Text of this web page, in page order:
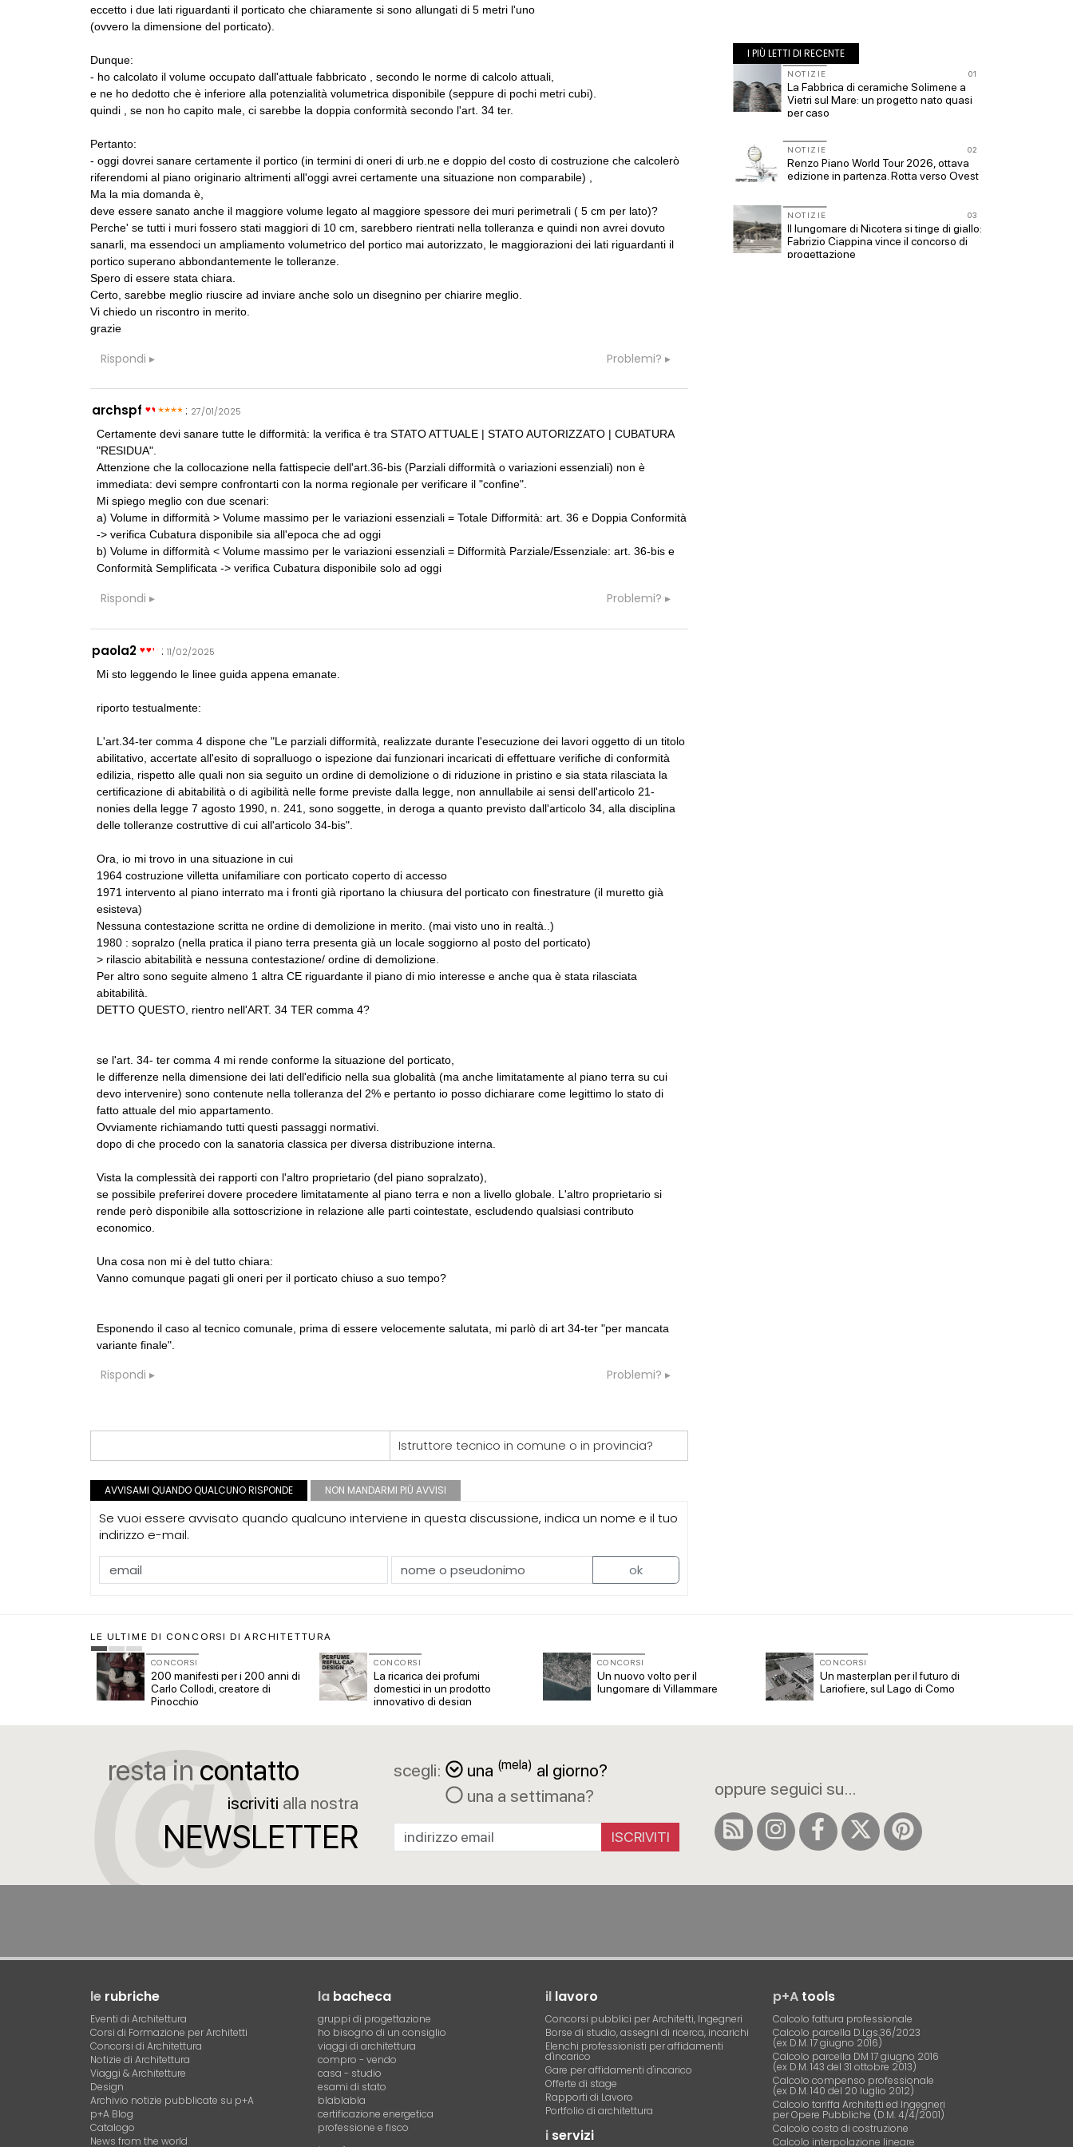
eccetto i due lati riguardanti il porticato che chiaramente si sono allungati di 5 metri l'uno
(ovvero la dimensione del porticato).
Dunque:
- ho calcolato il volume occupato dall'attuale fabbricato , secondo le norme di calcolo attuali,
e ne ho dedotto che è inferiore alla potenzialità volumetrica disponibile (seppure di pochi metri cubi).
quindi , se non ho capito male, ci sarebbe la doppia conformità secondo l'art. 34 ter.
Pertanto:
- oggi dovrei sanare certamente il portico (in termini di oneri di urb.ne e doppio del costo di costruzione che calcolerò
riferendomi al piano originario altrimenti all'oggi avrei certamente una situazione non comparabile) ,
Ma la mia domanda è,
deve essere sanato anche il maggiore volume legato al maggiore spessore dei muri perimetrali ( 5 cm per lato)?
Perche' se tutti i muri fossero stati maggiori di 10 cm, sarebbero rientrati nella tolleranza e quindi non avrei dovuto
sanarli, ma essendoci un ampliamento volumetrico del portico mai autorizzato, le maggiorazioni dei lati riguardanti il
portico superano abbondantemente le tolleranze.
Spero di essere stata chiara.
Certo, sarebbe meglio riuscire ad inviare anche solo un disegnino per chiarire meglio.
Vi chiedo un riscontro in merito.
grazie
Rispondi Problemi?
archspf : 27/01/2025
Certamente devi sanare tutte le difformità: la verifica è tra STATO ATTUALE | STATO AUTORIZZATO | CUBATURA
"RESIDUA".
Attenzione che la collocazione nella fattispecie dell'art.36-bis (Parziali difformità o variazioni essenziali) non è
immediata: devi sempre confrontarti con la norma regionale per verificare il "confine".
Mi spiego meglio con due scenari:
a) Volume in difformità > Volume massimo per le variazioni essenziali = Totale Difformità: art. 36 e Doppia Conformità
-> verifica Cubatura disponibile sia all'epoca che ad oggi
b) Volume in difformità < Volume massimo per le variazioni essenziali = Difformità Parziale/Essenziale: art. 36-bis e
Conformità Semplificata -> verifica Cubatura disponibile solo ad oggi
Rispondi Problemi?
paola2 :11/02/2025
Mi sto leggendo le linee guida appena emanate.
riporto testualmente:
L'art.34-ter comma 4 dispone che "Le parziali difformità, realizzate durante l'esecuzione dei lavori oggetto di un titolo
abilitativo, accertate all'esito di sopralluogo o ispezione dai funzionari incaricati di effettuare verifiche di conformità
edilizia, rispetto alle quali non sia seguito un ordine di demolizione o di riduzione in pristino e sia stata rilasciata la
certificazione di abitabilità o di agibilità nelle forme previste dalla legge, non annullabile ai sensi dell'articolo 21-
nonies della legge 7 agosto 1990, n. 241, sono soggette, in deroga a quanto previsto dall'articolo 34, alla disciplina
delle tolleranze costruttive di cui all'articolo 34-bis".
Ora, io mi trovo in una situazione in cui
1964 costruzione villetta unifamiliare con porticato coperto di accesso
1971 intervento al piano interrato ma i fronti già riportano la chiusura del porticato con finestrature (il muretto già
esisteva)
Nessuna contestazione scritta ne ordine di demolizione in merito. (mai visto uno in realtà..)
1980 : sopralzo (nella pratica il piano terra presenta già un locale soggiorno al posto del porticato)
> rilascio abitabilità e nessuna contestazione/ ordine di demolizione.
Per altro sono seguite almeno 1 altra CE riguardante il piano di mio interesse e anche qua è stata rilasciata
abitabilità.
DETTO QUESTO, rientro nell'ART. 34 TER comma 4?
se l'art. 34- ter comma 4 mi rende conforme la situazione del porticato,
le differenze nella dimensione dei lati dell'edificio nella sua globalità (ma anche limitatamente al piano terra su cui
devo intervenire) sono contenute nella tolleranza del 2% e pertanto io posso dichiarare come legittimo lo stato di
fatto attuale del mio appartamento.
Ovviamente richiamando tutti questi passaggi normativi.
dopo di che procedo con la sanatoria classica per diversa distribuzione interna.
Vista la complessità dei rapporti con l'altro proprietario (del piano sopralzato),
se possibile preferirei dovere procedere limitatamente al piano terra e non a livello globale. L'altro proprietario si
rende però disponibile alla sottoscrizione in relazione alle parti cointestate, escludendo qualsiasi contributo
economico.
Una cosa non mi è del tutto chiara:
Vanno comunque pagati gli oneri per il porticato chiuso a suo tempo?
Esponendo il caso al tecnico comunale, prima di essere velocemente salutata, mi parlò di art 34-ter "per mancata
variante finale".
Rispondi Problemi?
Istruttore tecnico in comune o in provincia?
AVVISAMI QUANDO QUALCUNO RISPONDE NON MANDARMI PIÙ AVVISI
Se vuoi essere avvisato quando qualcuno interviene in questa discussione, indica un nome e il tuo
indirizzo e-mail.
ok
I PIÙ LETTI DI RECENTE
07
EVENTI
Con Carlo Scarpa lungo l'Italia: tre
appuntamenti tra Palermo, Verona e
Venezia
Riforma delle professioni, ok al Senato:
novità su abilitazione, competenze,
09
UP-TO-DATE
L'Agenzia del Demanio lancia gare per
accordi quadro da 219 milioni per servizi
di architettura
EVENTI
Città Osmotiche: la rigenerazione
urbana attraverso suoli permeabili,
Tashkent modernista è sito Unesco:
dieci architetture nella World Heritage
EVENTI
Osteria dell'Architetto a Marmomac con
i fondatori di EMBT, Park, CZA e
01
NOTIZIE
La Fabbrica di ceramiche Solimene a
Vietri sul Mare: un progetto nato quasi
per caso
02
NOTIZIE
Renzo Piano World Tour 2026, ottava
edizione in partenza. Rotta verso Ovest
03
NOTIZIE
Il lungomare di Nicotera si tinge di giallo:
Fabrizio Ciappina vince il concorso di
progettazione
LE ULTIME DI CONCORSI DI ARCHITETTURA
CONCORSI
200 manifesti per i 200 anni di
Carlo Collodi, creatore di
Pinocchio
CONCORSI
La ricarica dei profumi
domestici in un prodotto
innovativo di design
CONCORSI
Un nuovo volto per il
lungomare di Villammare
CONCORSI
Un masterplan per il futuro di
Lariofiere, sul Lago di Como
resta in contatto
iscriviti alla nostra
NEWSLETTER
scegli: una (mela) al giorno?
una a settimana?
ISCRIVITI
oppure seguici su...
le rubriche
Eventi di Architettura
Corsi di Formazione per Architetti
Concorsi di Architettura
Notizie di Architettura
Viaggi & Architetture
Design
Archivio notizie pubblicate su p+A
p+A Blog
Catalogo
News from the world
la bacheca
gruppi di progettazione
ho bisogno di un consiglio
viaggi di architettura
compro - vendo
casa - studio
esami di stato
blablabla
certificazione energetica
professione e fisco
il lavoro
Concorsi pubblici per Architetti, Ingegneri
Borse di studio, assegni di ricerca, incarichi
Elenchi professionisti per affidamenti
d'incarico
Gare per affidamenti d'incarico
Offerte di stage
Rapporti di Lavoro
Portfolio di architettura
i servizi
p+A tools
Calcolo fattura professionale
Calcolo parcella D.Lgs.36/2023
(ex D.M. 17 giugno 2016)
Calcolo parcella DM 17 giugno 2016
(ex D.M. 143 del 31 ottobre 2013)
Calcolo compenso professionale
(ex D.M. 140 del 20 luglio 2012)
Calcolo tariffa Architetti ed Ingegneri
per Opere Pubbliche (D.M. 4/4/2001)
Calcolo costo di costruzione
Calcolo interpolazione lineare